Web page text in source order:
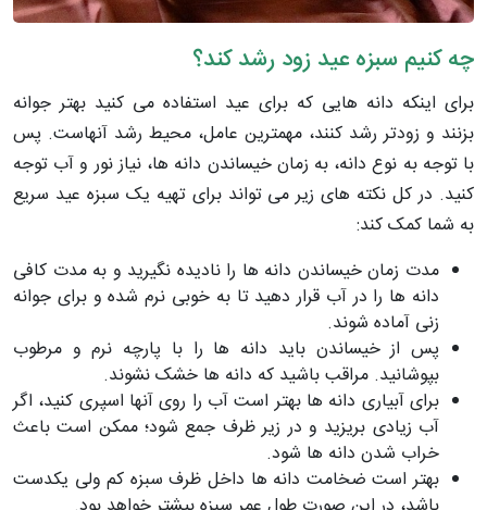
چه کنیم سبزه عید زود رشد کند؟
برای اینکه دانه­ هایی که برای عید استفاده می ­کنید بهتر جوانه
بزنند و زودتر رشد کنند، مهم­ترین عامل، محیط رشد آنهاست. پس
با توجه به نوع دانه، به زمان خیساندن دانه­ ها، نیاز نور و آب توجه
کنید. در کل نکته ­های زیر می­ تواند برای تهیه یک سبزه عید سریع
به شما کمک کند:
مدت زمان خیساندن دانه­ ها را نادیده نگیرید و به مدت کافی
دانه­ ها را در آب قرار دهید تا به خوبی نرم شده و برای جوانه
زنی آماده شوند.
پس از خیساندن باید دانه ­ها را با پارچه نرم و مرطوب
بپوشانید. مراقب باشید که دانه ­ها خشک نشوند.
برای آبیاری دانه­ ها بهتر است آب را روی آنها اسپری کنید، اگر
آب زیادی بریزید و در زیر ظرف جمع شود؛ ممکن است باعث
خراب شدن دانه­ ها شود.
بهتر است ضخامت دانه ­ها داخل ظرف سبزه کم ولی یکدست